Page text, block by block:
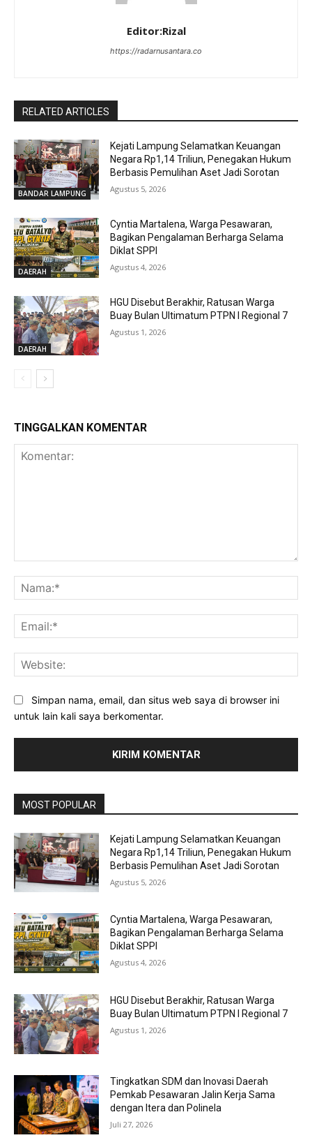
Editor:Rizal
https://radarnusantara.co
RELATED ARTICLES
BANDAR LAMPUNG
Kejati Lampung Selamatkan Keuangan
Negara Rp1,14 Triliun, Penegakan Hukum
Berbasis Pemulihan Aset Jadi Sorotan
Agustus 5, 2026
DAERAH
Cyntia Martalena, Warga Pesawaran,
Bagikan Pengalaman Berharga Selama
Diklat SPPI
Agustus 4, 2026
DAERAH
HGU Disebut Berakhir, Ratusan Warga
Buay Bulan Ultimatum PTPN I Regional 7
Agustus 1, 2026
TINGGALKAN KOMENTAR
Simpan nama, email, dan situs web saya di browser ini
untuk lain kali saya berkomentar.
MOST POPULAR
Kejati Lampung Selamatkan Keuangan
Negara Rp1,14 Triliun, Penegakan Hukum
Berbasis Pemulihan Aset Jadi Sorotan
Agustus 5, 2026
Cyntia Martalena, Warga Pesawaran,
Bagikan Pengalaman Berharga Selama
Diklat SPPI
Agustus 4, 2026
HGU Disebut Berakhir, Ratusan Warga
Buay Bulan Ultimatum PTPN I Regional 7
Agustus 1, 2026
Tingkatkan SDM dan Inovasi Daerah
Pemkab Pesawaran Jalin Kerja Sama
dengan Itera dan Polinela
Juli 27, 2026